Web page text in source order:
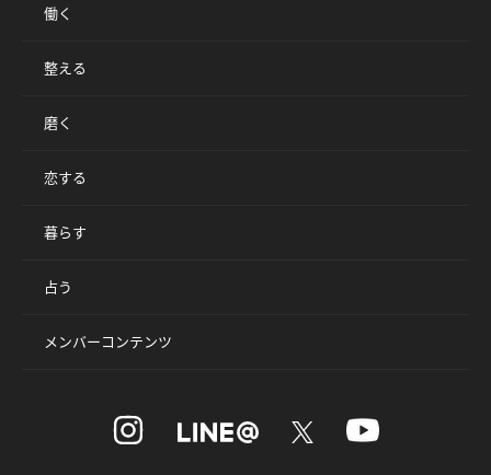
働く
整える
磨く
恋する
暮らす
占う
メンバーコンテンツ